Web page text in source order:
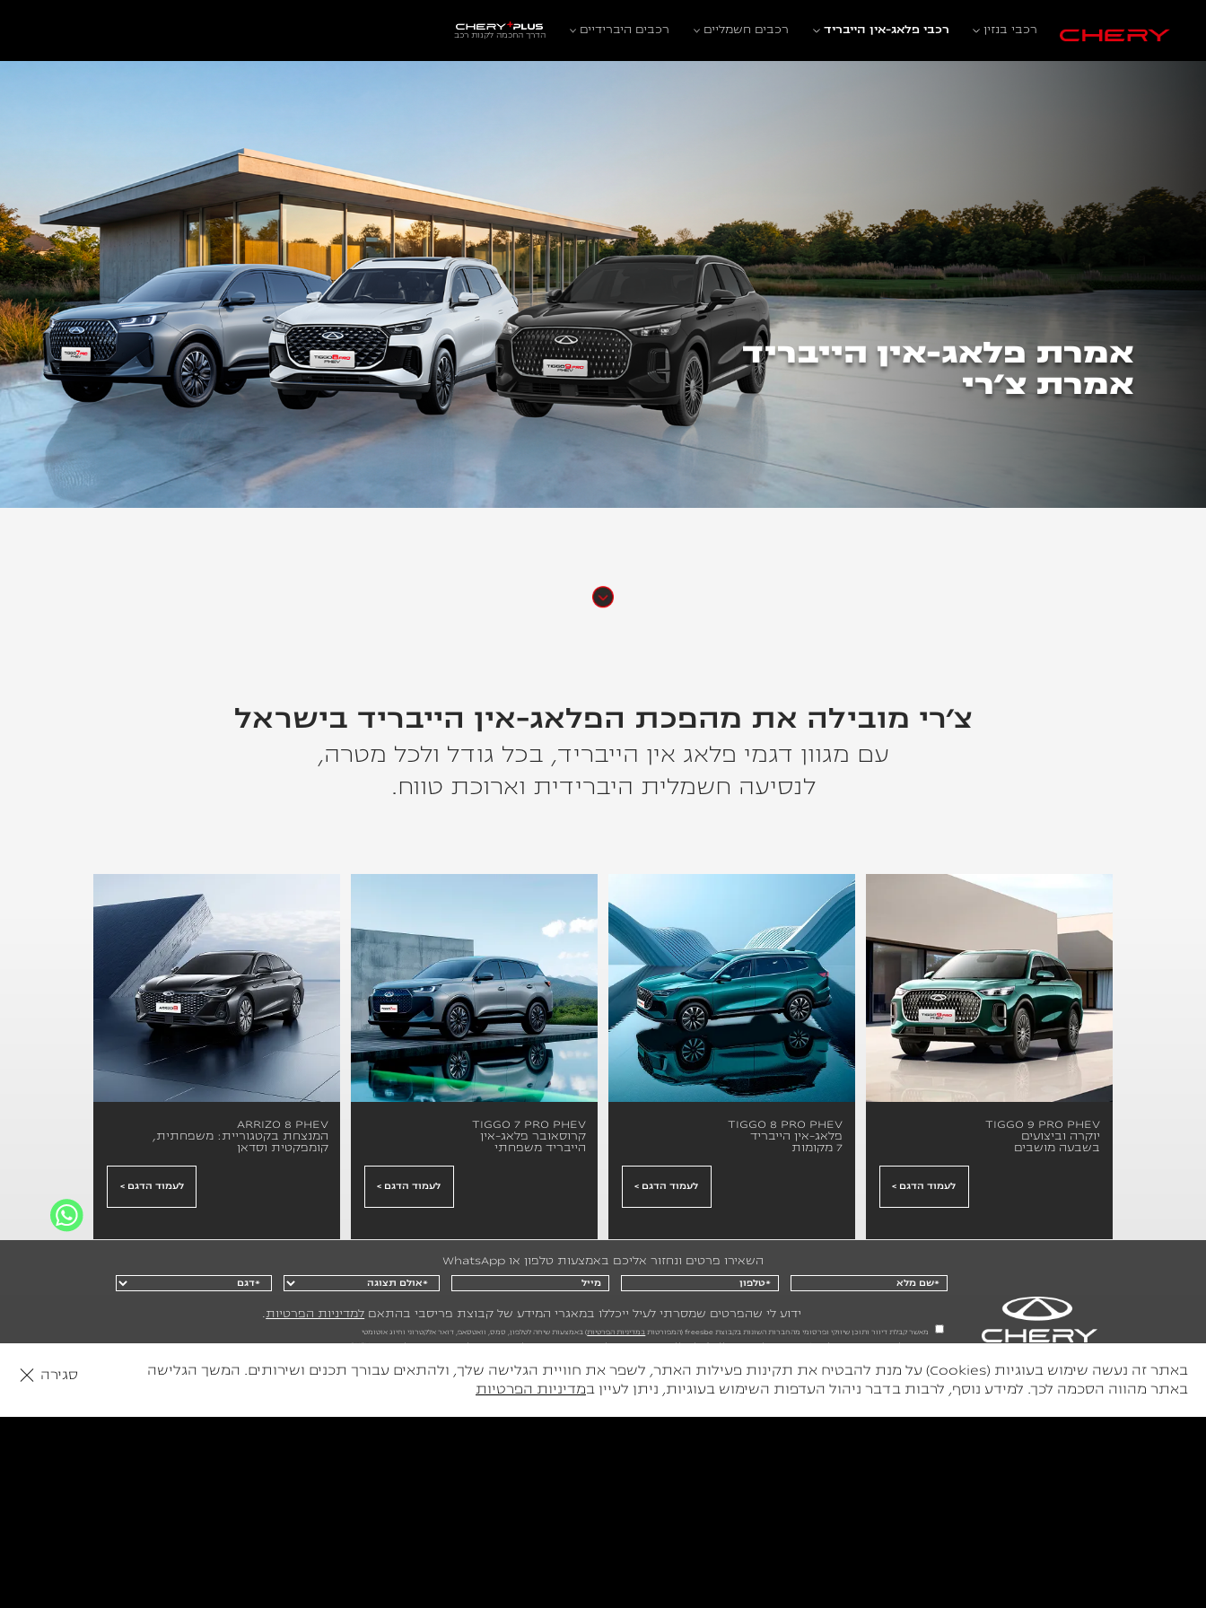
רכבי בנזין רכבי פלאג-אין הייבריד רכבים חשמליים רכבים היברידיים הדרך החכמה לקנות רכב
באתר זה נעשה שימוש בעוגיות (Cookies) על מנת להבטיח את תקינות פעילות האתר, לשפר את חוויית הגלישה שלך, ולהתאים עבורך תכנים ושירותים. המשך הגלישה
באתר מהווה הסכמה לכך. למידע נוסף, לרבות בדבר ניהול העדפות השימוש בעוגיות, ניתן לעיין במדיניות הפרטיות
סגירה
אמרת פלאג-אין הייבריד
אמרת צ׳רי
צ׳רי מובילה את מהפכת הפלאג-אין הייבריד בישראל
עם מגוון דגמי פלאג אין הייבריד, בכל גודל ולכל מטרה,
לנסיעה חשמלית היברידית וארוכת טווח.
TIGGO 9 PRO PHEV
יוקרה וביצועים
בשבעה מושבים
לעמוד הדגם >
TIGGO 8 PRO PHEV
פלאג-אין הייבריד
7 מקומות
לעמוד הדגם >
TIGGO 7 PRO PHEV
קרוסאובר פלאג-אין
הייבריד משפחתי
לעמוד הדגם >
ARRIZO 8 PHEV
המנצחת בקטגוריית: משפחתית,
קומפקטית וסדאן
לעמוד הדגם >
השאירו פרטים ונחזור אליכם באמצעות טלפון או WhatsApp
ידוע לי שהפרטים שמסרתי לעיל ייכללו במאגרי המידע של קבוצת פריסבי בהתאם למדיניות הפרטיות.
מאשר קבלת דיוור ותוכן שיווקי ופרסומי מהחברות השונות בקבוצת freesbe (המפורטות במדיניות הפרטיות) באמצעות שיחה לטלפון, סמס, וואטסאפ, דואר אלקטרוני וחיוג אוטומטי
המחיר מתייחס לרמת הגימור הנמוכה בכל דגם ו/או הקיימת במלאי. המחיר כולל מע"מ, לא כולל אגרת רישוי ותוספת של צביעה דו-גוונית, צבע מטאלי, פנינה או מיוחד. לפי מחירון 2026005. לאריזו 8 סנס PHEV